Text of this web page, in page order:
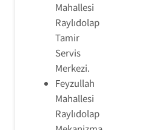
Mahallesi
Raylıdolap
Tamir
Servis
Merkezi.
Feyzullah
Mahallesi
Raylıdolap